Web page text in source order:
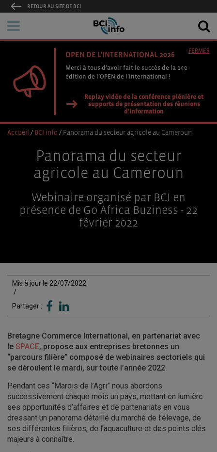
RETOUR AU SITE DE BCI
OPEN DE L'INTERNATIONAL 2026
Merci à tous d’avoir fait le succès de la 14e
édition de l’OPEN de l’international !
Replay vidéo de la conférence plénière et
supports de présentation des réunions
d'information
FERMER
Accueil / BCI info / Panorama du secteur agricole au Cameroun
Panorama du secteur
agricole au Cameroun
Webinaire organisé par BCI en
présence de Go Africa Buziness - 22
février 2022
Mis à jour le 22/07/2022
/
Partager :
Bretagne Commerce International, en partenariat avec
le SPACE, propose aux entreprises bretonnes un
“parcours filière” composé de webinaires sectoriels qui
se déroulent le mardi, sur toute l’année 2022.
Pendant ces “Mardis de l’Agri” nous abordons
successivement chaque mois un pays, mettant en lumière
ses opportunités d’affaires et de partenariats en vous
dressant un panorama détaillé du marché de l’élevage, de
ses différentes filières, de l’aquaculture et des points clés
majeurs à connaître.